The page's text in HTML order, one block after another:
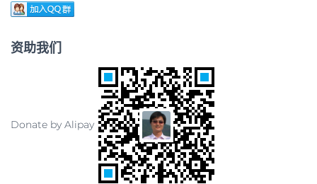
资助我们
Donate by Alipay